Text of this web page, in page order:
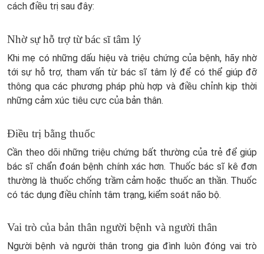
cách điều trị sau đây:
Nhờ sự hỗ trợ từ bác sĩ tâm lý
Khi mẹ có những dấu hiệu và triệu chứng của bệnh, hãy nhờ
tới sự hỗ trợ, tham vấn từ bác sĩ tâm lý để có thể giúp đỡ
thông qua các phương pháp phù hợp và điều chỉnh kịp thời
những cảm xúc tiêu cực của bản thân.
Điều trị bằng thuốc
Cần theo dõi những triệu chứng bất thường của trẻ để giúp
bác sĩ chẩn đoán bệnh chính xác hơn. Thuốc bác sĩ kê đơn
thường là thuốc chống trầm cảm hoặc thuốc an thần. Thuốc
có tác dụng điều chỉnh tâm trạng, kiểm soát não bộ.
Vai trò của bản thân người bệnh và người thân
Người bệnh và người thân trong gia đình luôn đóng vai trò